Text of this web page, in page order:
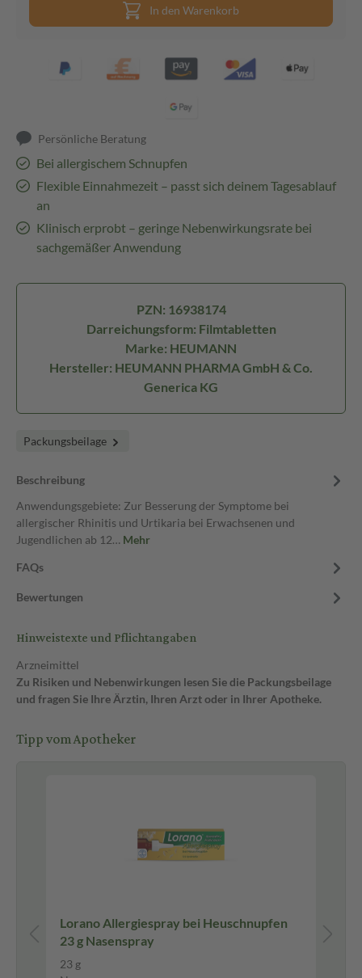
In den Warenkorb
Persönliche Beratung
Bei allergischem Schnupfen
Flexible Einnahmezeit – passt sich deinem Tagesablauf
an
Klinisch erprobt – geringe Nebenwirkungsrate bei
sachgemäßer Anwendung
PZN: 16938174
Darreichungsform: Filmtabletten
Marke: HEUMANN
Hersteller: HEUMANN PHARMA GmbH & Co.
Generica KG
Packungsbeilage
Beschreibung
Anwendungsgebiete: Zur Besserung der Symptome bei
allergischer Rhinitis und Urtikaria bei Erwachsenen und
Jugendlichen ab 12… Mehr
FAQs
Bewertungen
Hinweistexte und Pflichtangaben
Arzneimittel
Zu Risiken und Nebenwirkungen lesen Sie die Packungsbeilage
und fragen Sie Ihre Ärztin, Ihren Arzt oder in Ihrer Apotheke.
Tipp vom Apotheker
Lorano Allergiespray bei Heuschnupfen
23 g Nasenspray
23 g